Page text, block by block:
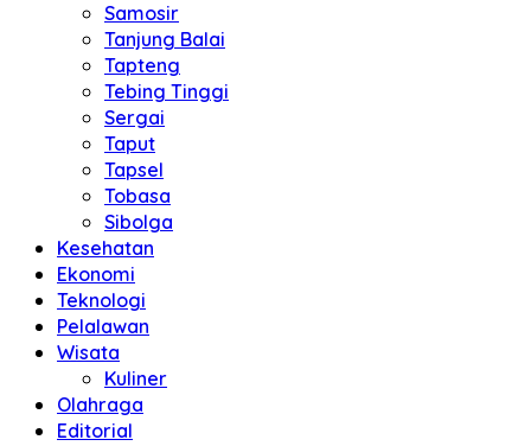
Samosir
Tanjung Balai
Tapteng
Tebing Tinggi
Sergai
Taput
Tapsel
Tobasa
Sibolga
Kesehatan
Ekonomi
Teknologi
Pelalawan
Wisata
Kuliner
Olahraga
Editorial